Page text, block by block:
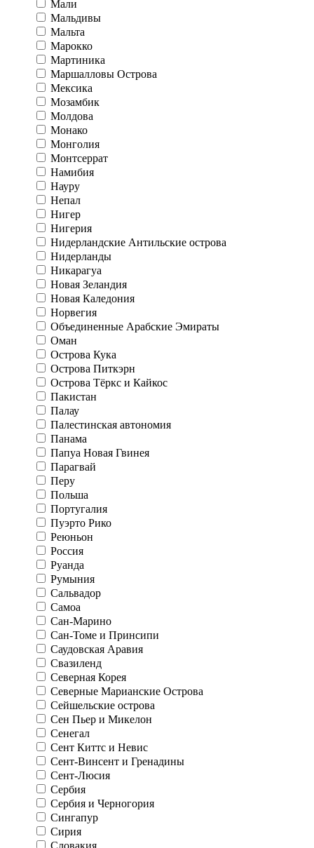
Мали
Мальдивы
Мальта
Марокко
Мартиника
Маршалловы Острова
Мексика
Мозамбик
Молдова
Монако
Монголия
Монтсеррат
Намибия
Науру
Непал
Нигер
Нигерия
Нидерландские Антильские острова
Нидерланды
Никарагуа
Новая Зеландия
Новая Каледония
Норвегия
Объединенные Арабские Эмираты
Оман
Острова Кука
Острова Питкэрн
Острова Тёркс и Кайкос
Пакистан
Палау
Палестинская автономия
Панама
Папуа Новая Гвинея
Парагвай
Перу
Польша
Португалия
Пуэрто Рико
Реюньон
Россия
Руанда
Румыния
Сальвадор
Самоа
Сан-Марино
Сан-Томе и Принсипи
Саудовская Аравия
Свазиленд
Северная Корея
Северные Марианские Острова
Сейшельские острова
Сен Пьер и Микелон
Сенегал
Сент Киттс и Невис
Сент-Винсент и Гренадины
Сент-Люсия
Сербия
Сербия и Черногория
Сингапур
Сирия
Словакия